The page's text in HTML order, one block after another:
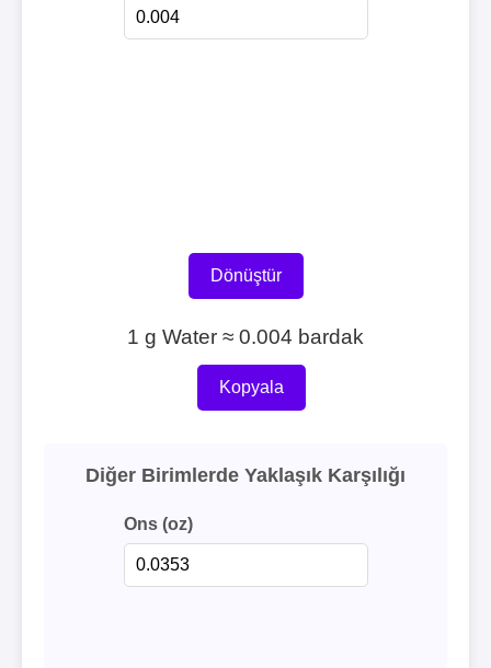
Dönüştür
1 g Water ≈ 0.004 bardak
Kopyala
Diğer Birimlerde Yaklaşık Karşılığı
Ons (oz)